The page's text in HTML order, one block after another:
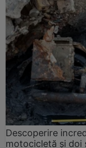
Descoperire
motocicletă și doi